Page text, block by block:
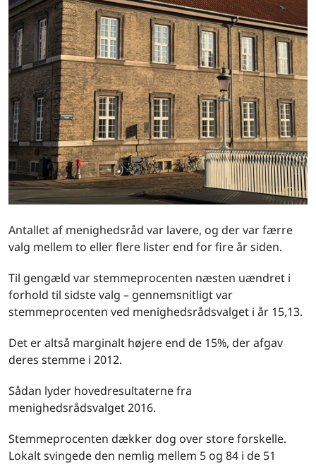
Antallet af menighedsråd var lavere, og der var færre
valg mellem to eller flere lister end for fire år siden.
Til gengæld var stemmeprocenten næsten uændret i
forhold til sidste valg – gennemsnitligt var
stemmeprocenten ved menighedsrådsvalget i år 15,13.
Det er altså marginalt højere end de 15%, der afgav
deres stemme i 2012.
Sådan lyder hovedresultaterne fra
menighedsrådsvalget 2016.
Stemmeprocenten dækker dog over store forskelle.
Lokalt svingede den nemlig mellem 5 og 84 i de 51